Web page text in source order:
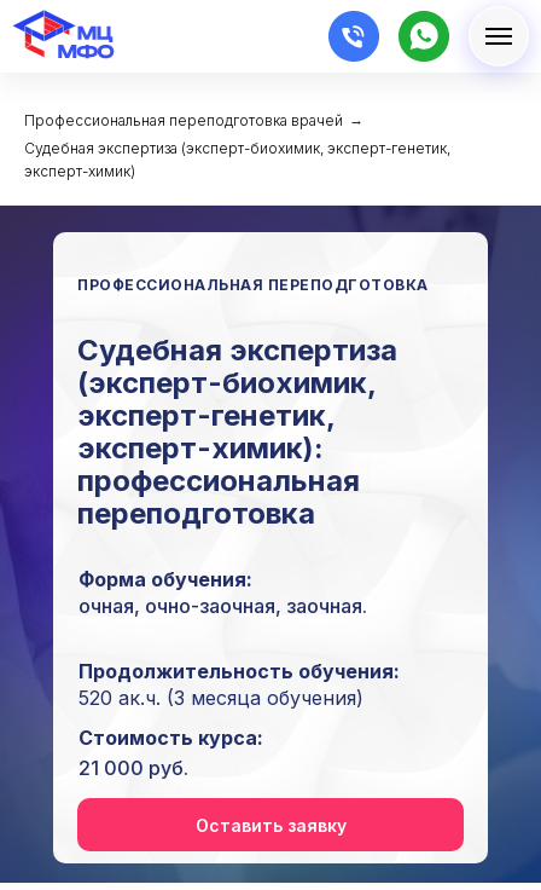
Профессиональная переподготовка врачей →
Судебная экспертиза (эксперт-биохимик, эксперт-генетик,
эксперт-химик)
Судебная экспертиза
(эксперт-биохимик,
эксперт-генетик,
эксперт-химик):
профессиональная
переподготовка
ПРОФЕССИОНАЛЬНАЯ ПЕРЕПОДГОТОВКА
Оставить заявку
Стоимость курса:
21 000 руб.
Форма обучения:
очная, очно-заочная, заочная.
Продолжительность обучения:
520 ак.ч. (3 месяца обучения)